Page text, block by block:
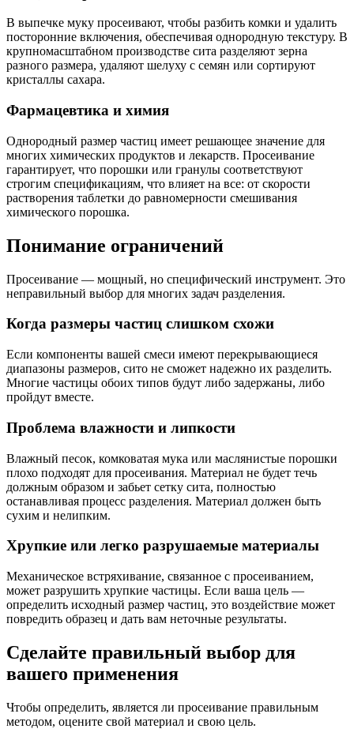
В выпечке муку просеивают, чтобы разбить комки и удалить
посторонние включения, обеспечивая однородную текстуру. В
крупномасштабном производстве сита разделяют зерна
разного размера, удаляют шелуху с семян или сортируют
кристаллы сахара.
Фармацевтика и химия
Однородный размер частиц имеет решающее значение для
многих химических продуктов и лекарств. Просеивание
гарантирует, что порошки или гранулы соответствуют
строгим спецификациям, что влияет на все: от скорости
растворения таблетки до равномерности смешивания
химического порошка.
Понимание ограничений
Просеивание — мощный, но специфический инструмент. Это
неправильный выбор для многих задач разделения.
Когда размеры частиц слишком схожи
Если компоненты вашей смеси имеют перекрывающиеся
диапазоны размеров, сито не сможет надежно их разделить.
Многие частицы обоих типов будут либо задержаны, либо
пройдут вместе.
Проблема влажности и липкости
Влажный песок, комковатая мука или маслянистые порошки
плохо подходят для просеивания. Материал не будет течь
должным образом и забьет сетку сита, полностью
останавливая процесс разделения. Материал должен быть
сухим и нелипким.
Хрупкие или легко разрушаемые материалы
Механическое встряхивание, связанное с просеиванием,
может разрушить хрупкие частицы. Если ваша цель —
определить исходный размер частиц, это воздействие может
повредить образец и дать вам неточные результаты.
Сделайте правильный выбор для
вашего применения
Чтобы определить, является ли просеивание правильным
методом, оцените свой материал и свою цель.